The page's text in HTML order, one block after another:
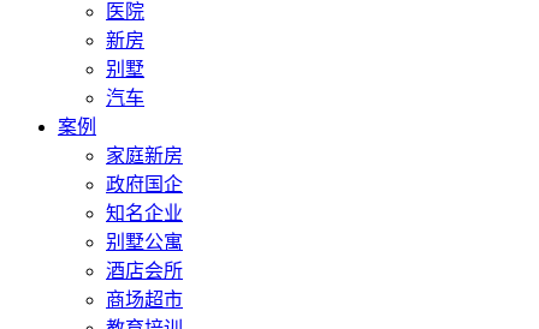
医院
新房
别墅
汽车
案例
家庭新房
政府国企
知名企业
别墅公寓
酒店会所
商场超市